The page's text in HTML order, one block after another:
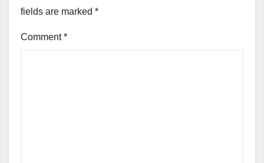
fields are marked *
Comment*